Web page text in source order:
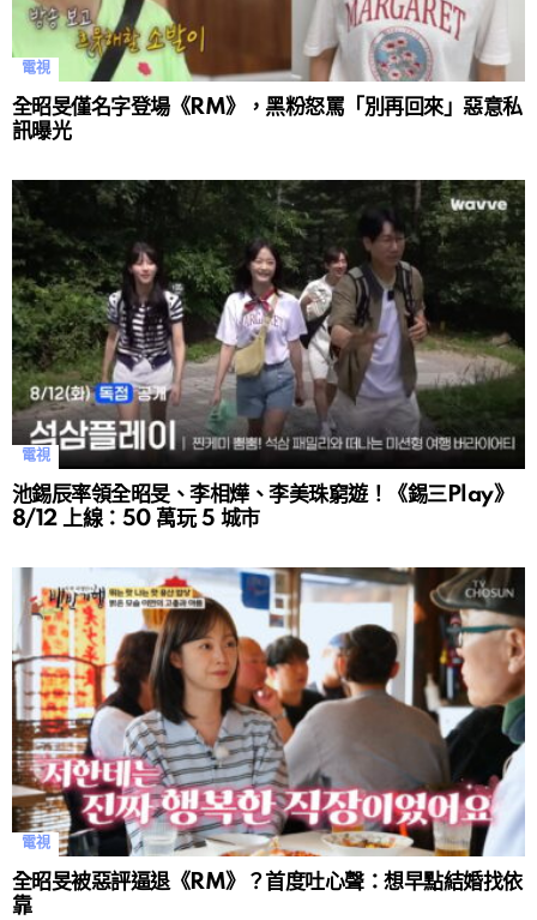
電視
全昭旻僅名字登場《RM》，黑粉怒罵「別再回來」惡意私
訊曝光
電視
池錫辰率領全昭旻、李相燁、李美珠窮遊！《錫三Play》
8/12 上線：50 萬玩 5 城市
電視
全昭旻被惡評逼退《RM》？首度吐心聲：想早點結婚找依
靠